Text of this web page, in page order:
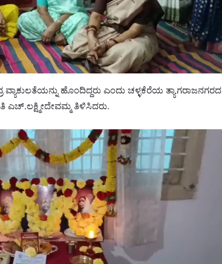
ವ್ಯಾಕುಲತೆಯನ್ನು ಹೊಂದಿದ್ದರು ಎಂದು ಚಳ್ಳಕೆರೆಯ ತ್ಯಾಗರಾಜನಗರದ
ಎಚ್.ಲಕ್ಷ್ಮೀದೇವಮ್ಮ ತಿಳಿಸಿದರು.